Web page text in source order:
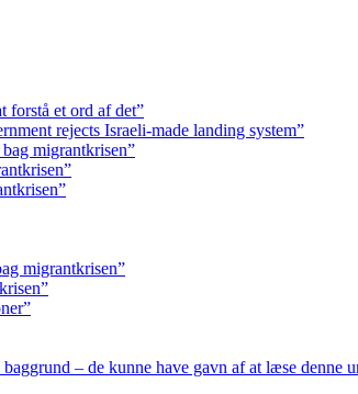
forstå et ord af det”
rejects Israeli-made landing system”
migrantkrisen”
migrantkrisen”
– de kunne have gavn af at læse denne